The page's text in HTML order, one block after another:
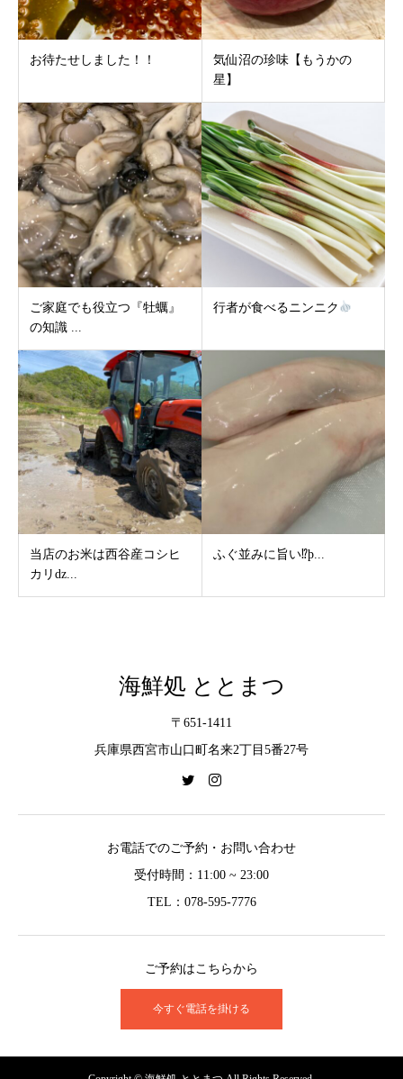
お待たせしました！！
気仙沼の珍味【もうかの
星】
ご家庭でも役立つ『牡蠣』
の知識 ...
行者が食べるニンニク
当店のお米は西谷産コシヒ
カリǳ...
ふぐ並みに旨い⁉þ...
海鮮処 ととまつ
〒651-1411
兵庫県西宮市山口町名来2丁目5番27号
お電話でのご予約・お問い合わせ
受付時間：11:00 ~ 23:00
TEL：078-595-7776
ご予約はこちらから
今すぐ電話を掛ける